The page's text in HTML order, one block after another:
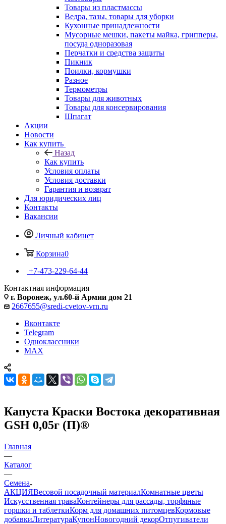
Товары из пластмассы
Ведра, тазы, товары для уборки
Кухонные принадлежности
Мусорные мешки, пакеты майка, грипперы,
посуда одноразовая
Перчатки и средства защиты
Пикник
Поилки, кормушки
Разное
Термометры
Товары для животных
Товары для консервирования
Шпагат
Акции
Новости
Как купить
Назад
Как купить
Условия оплаты
Условия доставки
Гарантия и возврат
Для юридических лиц
Контакты
Вакансии
Личный кабинет
Корзина0
+7-473-229-64-44
Контактная информация
г. Воронеж, ул.60-й Армии дом 21
2667655@sredi-cvetov-vrn.ru
Вконтакте
Telegram
Одноклассники
MAX
Капуста Краски Востока декоративная
GSH 0,05г (П)®
Главная
—
Каталог
—
Семена
АКЦИЯВесовой посадочный материалКомнатные цветы
Искусственная траваКонтейнеры для рассады, торфяные
горшки и таблеткиКорм для домашних питомцевКормовые
добавкиЛитератураКупонНовогодний декорОтпугиватели